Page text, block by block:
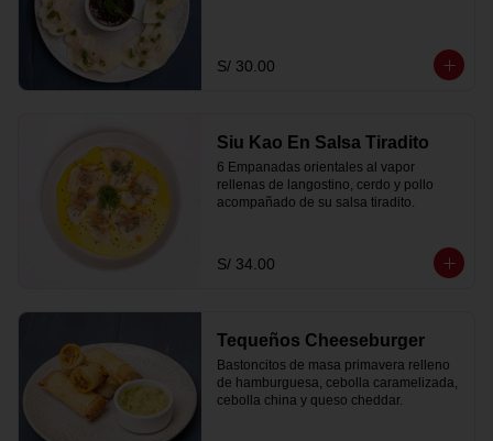
S/ 30.00
Siu Kao En Salsa Tiradito
6 Empanadas orientales al vapor
rellenas de langostino, cerdo y pollo
acompañado de su salsa tiradito.
S/ 34.00
Tequeños Cheeseburger
Bastoncitos de masa primavera relleno
de hamburguesa, cebolla caramelizada,
cebolla china y queso cheddar.